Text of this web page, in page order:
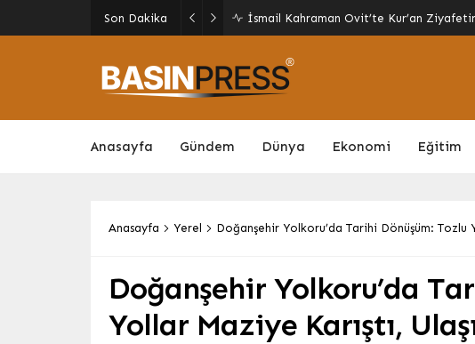
Son Dakika
Malatya’da Ulaşım Yatırımlarında Son
Yolu Ekim’de Açılıyor
Anasayfa Gündem Dünya Ekonomi Eğitim
Anasayfa Yerel Doğanşehir Yolkoru’da Tarihi Dönüşüm: Tozlu
Doğanşehir Yolkoru’da
Yollar Maziye Karıştı,